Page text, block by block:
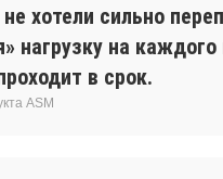
хотели сильно
нагрузку на
в срок.
ASM